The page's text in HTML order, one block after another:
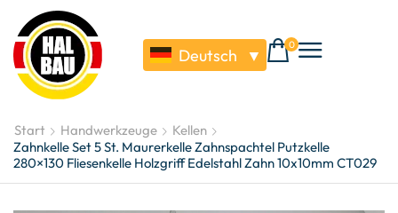
Deutsch ▼
0
Start Handwerkzeuge
Kellen
Zahnkelle Set 5 St. Maurerkelle Zahnspachtel Putzkelle
280×130 Fliesenkelle Holzgriff Edelstahl Zahn 10x10mm CT029